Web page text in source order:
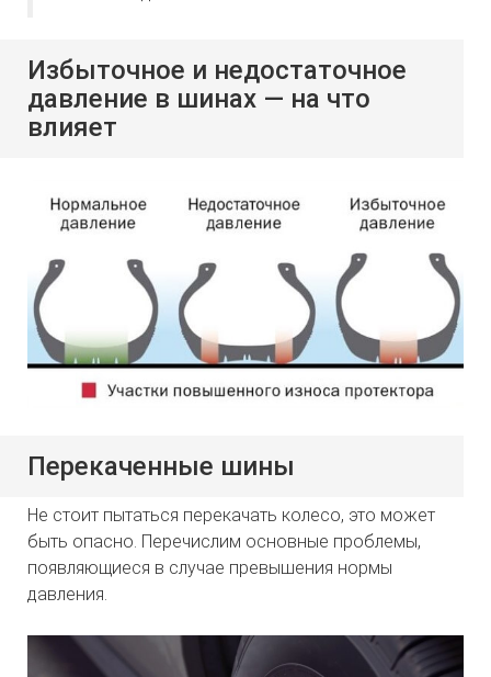
Избыточное и недостаточное
давление в шинах — на что
влияет
Перекаченные шины
Не стоит пытаться перекачать колесо, это может
быть опасно. Перечислим основные проблемы,
появляющиеся в случае превышения нормы
давления.